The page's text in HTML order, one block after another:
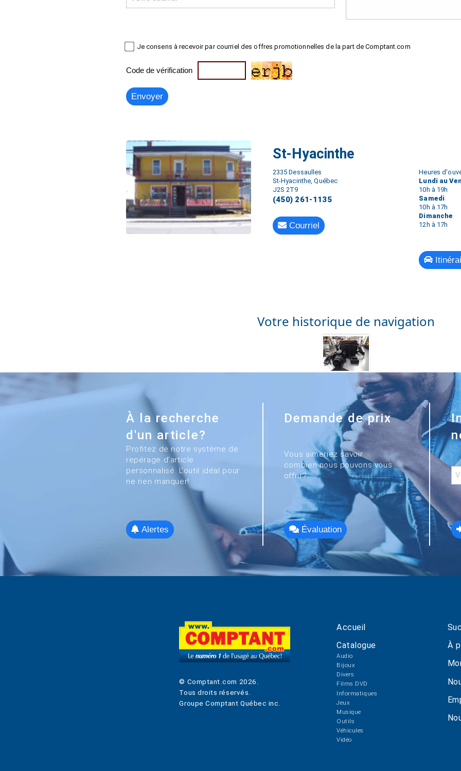
Je consens à recevoir par courriel des offres promotionnelles de la part de Comptant.com
Code de vérification
St-Hyacinthe
2335 Dessaulles
St-Hyacinthe, Québec
J2S 2T9
(450) 261-1135
Courriel
Heures
Lundi au
10h à 19h
Samedi
10h à 17h
Dimanche
12h à 17h
Votre historique de navigation
À la recherche
d'un article?
Profitez de notre système de
repérage d'article
personnalisé. L'outil idéal pour
ne rien manquer!
Alertes
Demande de prix
Vous aimeriez savoir
combien nous pouvons vous
offrir?
Évaluation
© Comptant.com 2026 .
Tous droits réservés.
Groupe Comptant Québec inc.
Accueil
Catalogue
Audio
Bijoux
Divers
Films DVD
Informatiques
Jeux
Musique
Outils
Véhicules
Vidéo
À